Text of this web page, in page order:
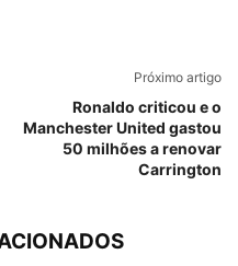
Próximo artigo
Ronaldo criticou e o
Manchester United gastou
50 milhões a renovar
Carrington